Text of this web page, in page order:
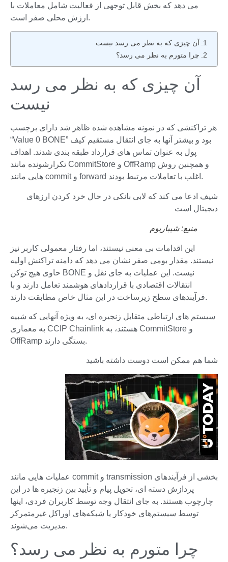
می دهد که بخش قابل توجهی از فعالیت شامل معاملات با
ارزش محلی صفر است.
آن چیزی که به نظر می رسد نیست
چرا متورم به نظر می رسد؟
آن چیزی که به نظر می رسد
نیست
هر تراکنشی که در نمونه مشاهده شده ظاهر شد دارای برچسب
“Value 0 BONE” بود و بیشتر آنها به جای انتقال مستقیم کیف
پول به عنوان تماس های قرارداد طبقه بندی شدند. اهداف
تکرارشونده مانند CommitStore و OffRamp و همچنین روش
هایی مانند commit و forward اغلب با تعاملات مرتبط بودند.
شیف ادعا می کند که لابی بانکی در حال خرد کردن ارزهای
دیجیتال است
منبع: شیباریوم
این اقدامات بی معنی نیستند، اما رفتار معمولی کاربر نیز
نیستند. مقدار بومی صفر نشان می دهد که دامنه تراکنش اولیه
حاوی هیچ توکن BONE نیست. این عملیات به جای نقل و
انتقالات اقتصادی با قراردادهای هوشمند تعامل دارند و با
فرآیندهای سطح زیرساخت در این مثال خاص مطابقت دارند.
سیستم های ارتباطی متقابل زنجیره ای، به ویژه آنهایی که شبیه
به معماری CCIP Chainlink هستند، به CommitStore و
OffRamp بستگی دارند.
شما هم ممکن است دوست داشته باشید
عملیات هایی مانند commit و transmission بخشی از فرآیندهای
پردازش دسته ای، تحویل پیام و تأیید بین زنجیره ها در این
چارچوب هستند. به جای انتقال وجه توسط کاربران فردی، اینها
توسط سیستم‌های خودکار یا شبکه‌های اوراکل غیرمتمرکز
مدیریت می‌شوند.
چرا متورم به نظر می رسد؟